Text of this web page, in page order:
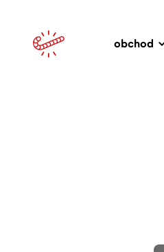
obchod